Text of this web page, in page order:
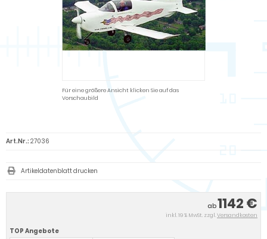
Für eine größere Ansicht klicken Sie auf das
Vorschaubild
ab1142 €
inkl. 19 % MwSt. zzgl.Versandkosten
TOP Angebote
Art.Nr.: 27036
Artikeldatenblatt drucken